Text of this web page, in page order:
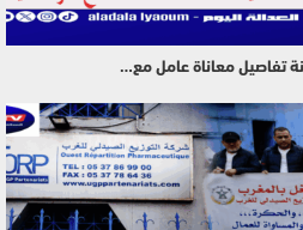
تفاصيل معاناة عامل مع…